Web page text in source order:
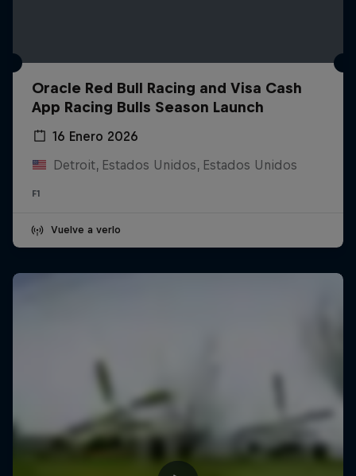
Oracle Red Bull Racing and Visa Cash
App Racing Bulls Season Launch
16 Enero 2026
Detroit, Estados Unidos, Estados Unidos
F1
Vuelve a verlo